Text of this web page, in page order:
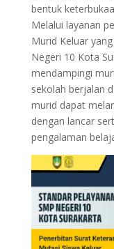
bentuk
Melalui layanan
Murid Keluar
Negeri 10 Kota
mendampingi
sekolah berjalan
murid dapat
dengan lancar
pengalaman